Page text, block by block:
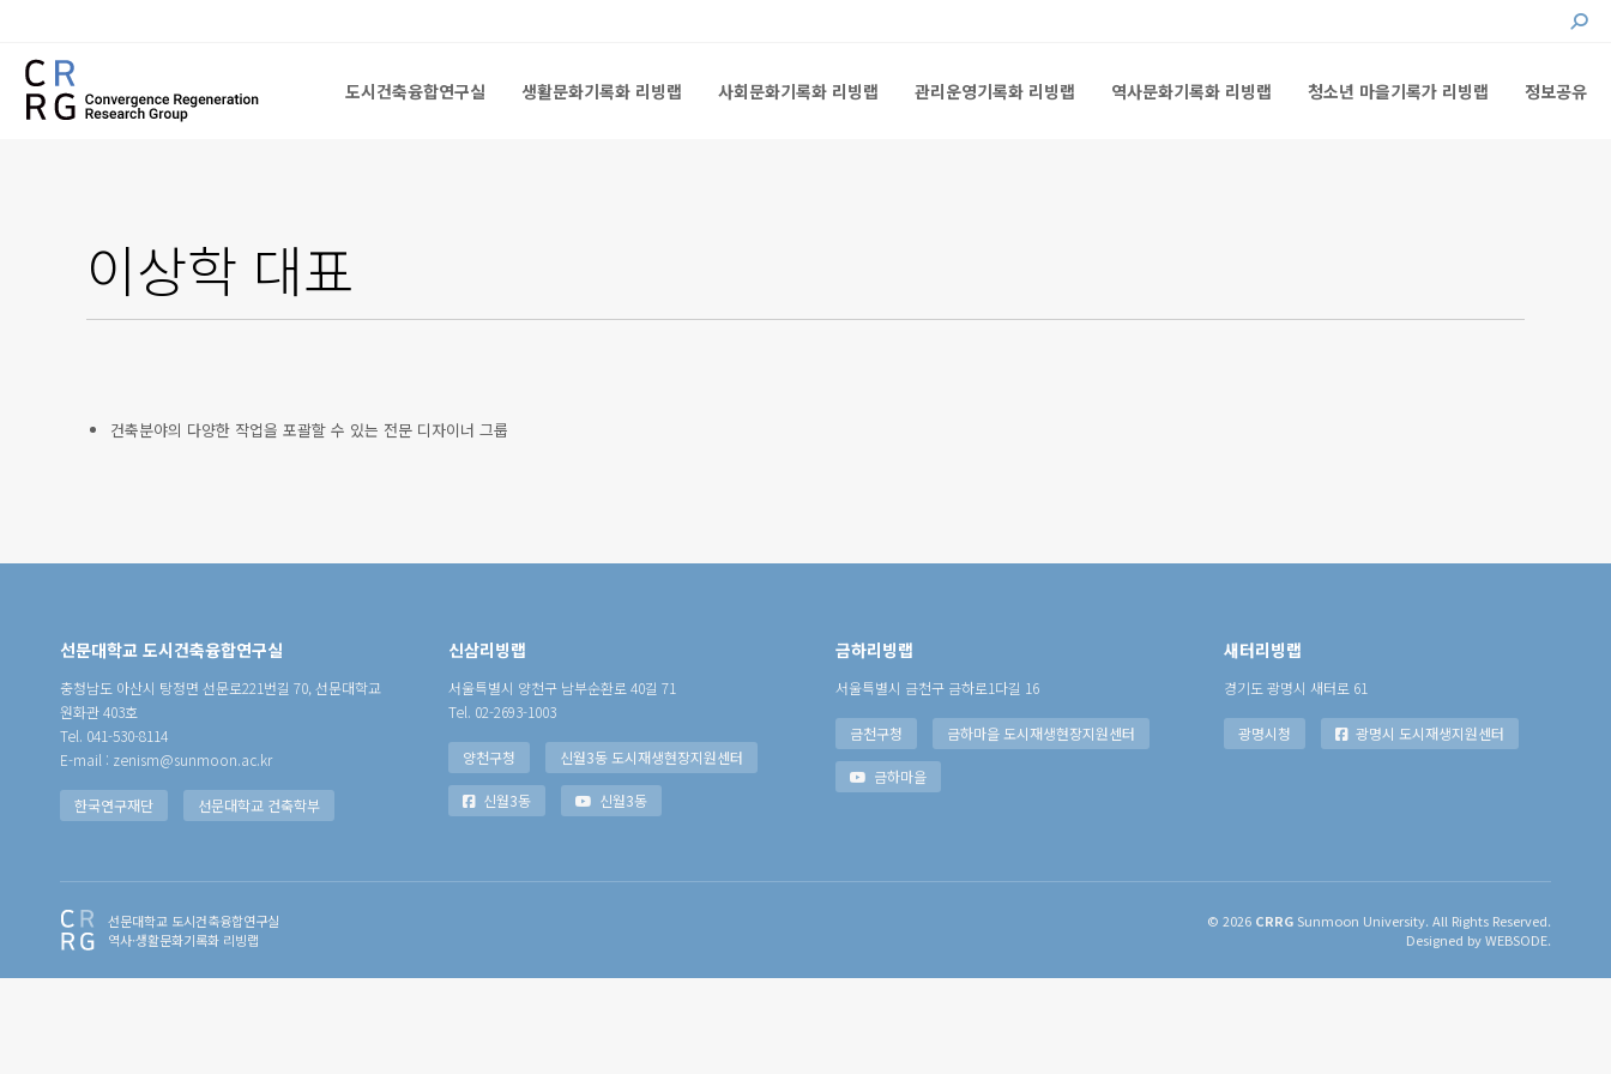
도시건축융합연구실 생활문화기록화 리빙랩 사회문화기록화 리빙랩 관리운영기록화 리빙랩 역사문화기록화 리빙랩 청소년 마을기록가 리빙랩 정보공유
이상학 대표
건축분야의 다양한 작업을 포괄할 수 있는 전문 디자이너 그룹
선문대학교 도시건축융합연구실
충청남도 아산시 탕정면 선문로221번길 70, 선문대학교
원화관 403호
Tel. 041-530-8114
E-mail : zenism@sunmoon.ac.kr
한국연구재단 선문대학교 건축학부
신삼리빙랩
서울특별시 양천구 남부순환로 40길 71
Tel. 02-2693-1003
양천구청 신월3동 도시재생현장지원센터
신월3동 신월3동
금하리빙랩
서울특별시 금천구 금하로1다길 16
금천구청 금하마을 도시재생현장지원센터
금하마을
새터리빙랩
경기도 광명시 새터로 61
광명시청 광명시 도시재생지원센터
선문대학교 도시건축융합연구실
역사·생활문화기록화 리빙랩
© 2026 CRRG Sunmoon University. All Rights Reserved.
Designed by WEBSODE.
정보공유